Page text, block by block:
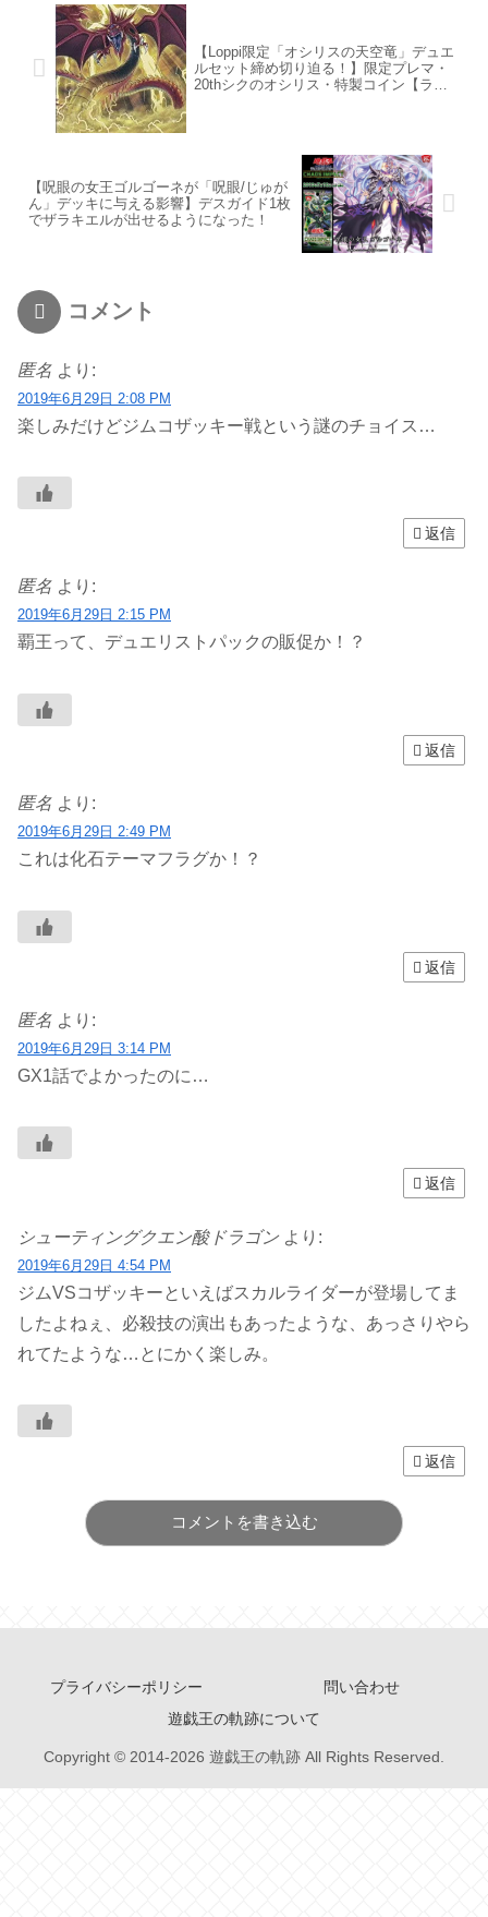
【Loppi限定「オシリスの天空竜」デュエ
ルセット締め切り迫る！】限定プレマ・
20thシクのオシリス・特製コイン【ラス
【呪眼の女王ゴルゴーネが「呪眼/じゅが
ん」デッキに与える影響】デスガイド1枚
でザラキエルが出せるようになった！
コメント
匿名 より:
2019年6月29日 2:08 PM
楽しみだけどジムコザッキー戦という謎のチョイス…
返信
匿名 より:
2019年6月29日 2:15 PM
覇王って、デュエリストパックの販促か！？
返信
匿名 より:
2019年6月29日 2:49 PM
これは化石テーマフラグか！？
返信
匿名 より:
2019年6月29日 3:14 PM
GX1話でよかったのに…
返信
シューティングクエン酸ドラゴン より:
2019年6月29日 4:54 PM
ジムVSコザッキーといえばスカルライダーが登場してま
したよねぇ、必殺技の演出もあったような、あっさりやら
れてたような…とにかく楽しみ。
返信
コメントを書き込む
プライバシーポリシー
問い合わせ
遊戯王の軌跡について
Copyright © 2014-2026 遊戯王の軌跡 All Rights Reserved.